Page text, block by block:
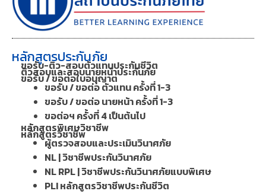
หลักสูตรประกันภัย
ขอรับ-ติว-สอบตัวแทนประกันชีวิต
ติวสอบและสอบนายหน้าประกันภัย
ขอรับ / ขอต่อใบอนุญาต
ขอรับ / ขอต่อ ตัวแทน ครั้งที่ 1-3
ขอรับ / ขอต่อ นายหน้า ครั้งที่ 1-3
ขอต่อฯ ครั้งที่ 4 เป็นต้นไป
หลักสูตรพิเศษวิชาชีพ
หลักสูตรวิชาชีพ
ผู้ตรวจสอบและประเมินวินาศภัย
NL | วิชาชีพประกันวินาศภัย
NL RPL | วิชาชีพประกันวินาศภัยแบบพิเศษ
PLI หลักสูตรวิชาชีพประกันชีวิต